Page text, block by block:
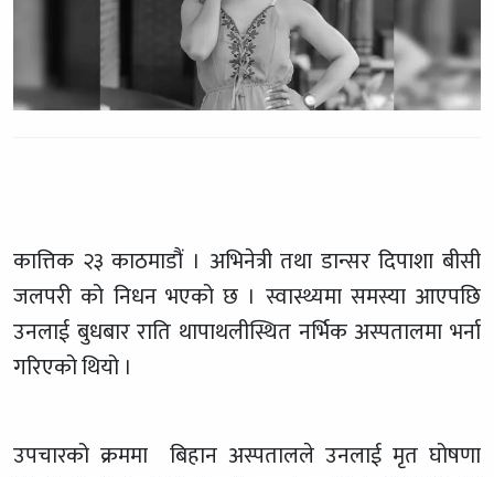
कात्तिक २३ काठमाडौं । अभिनेत्री तथा डान्सर दिपाशा बीसी
जलपरी को निधन भएको छ । स्वास्थ्यमा समस्या आएपछि
उनलाई बुधबार राति थापाथलीस्थित नर्भिक अस्पतालमा भर्ना
गरिएको थियो ।
उपचारको क्रममा बिहान अस्पतालले उनलाई मृत घोषणा